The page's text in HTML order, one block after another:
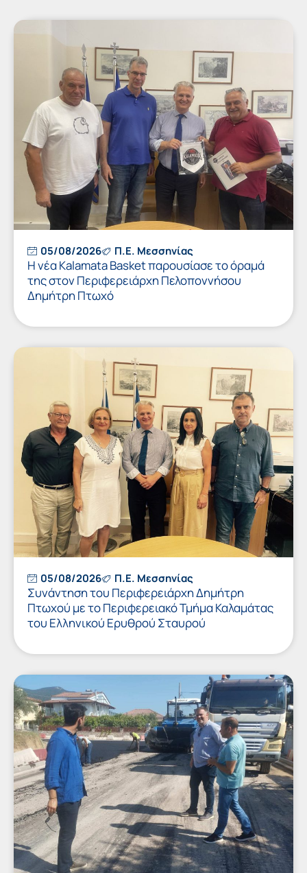
05/08/2026 Π.Ε. Μεσσηνίας
Η νέα Kalamata Basket παρουσίασε το όραμά
της στον Περιφερειάρχη Πελοποννήσου
Δημήτρη Πτωχό
05/08/2026 Π.Ε. Μεσσηνίας
Συνάντηση του Περιφερειάρχη Δημήτρη
Πτωχού με το Περιφερειακό Τμήμα Καλαμάτας
του Ελληνικού Ερυθρού Σταυρού